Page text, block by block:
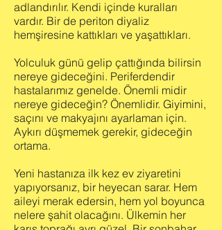
adlandırılır. Kendi içinde kuralları
vardır. Bir de periton diyaliz
hemşiresine kattıkları ve yaşattıkları.
Yolculuk günü gelip çattığında bilirsin
nereye gideceğini. Periferdendir
hastalarımız genelde. Önemli midir
nereye gideceğin? Önemlidir. Giyimini,
saçını ve makyajını ayarlaman için.
Aykırı düşmemek gerekir, gideceğin
ortama.
Yeni hastanıza ilk kez ev ziyaretini
yapıyorsanız, bir heyecan sarar. Hem
aileyi merak edersin, hem yol boyunca
nelere şahit olacağını. Ülkemin her